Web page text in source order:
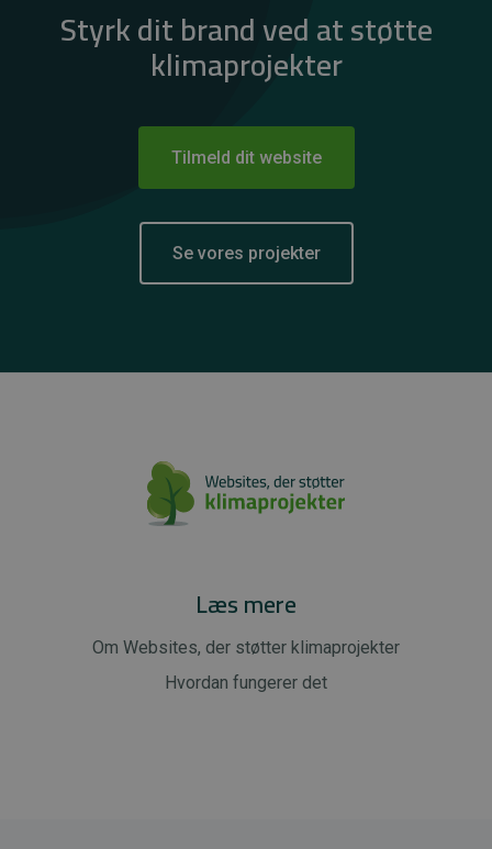
Styrk dit brand ved at støtte
klimaprojekter
Tilmeld dit website
Se vores projekter
Læs mere
Om Websites, der støtter klimaprojekter
Hvordan fungerer det